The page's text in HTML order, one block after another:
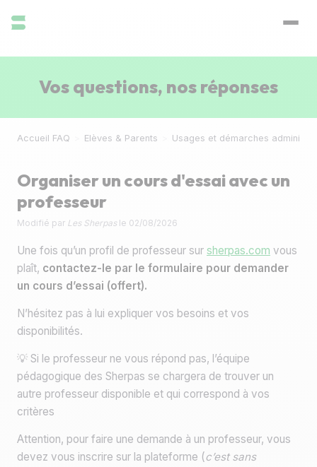
Vos questions, nos réponses
Accueil FAQ Elèves & Parents Usages et démarches
Organiser un cours d'essai avec un
professeur
Modifié par Les Sherpasle 02/08/2026
Une fois qu’un profil de professeur sur sherpas.com vous
plaît, contactez-le par le formulaire pour demander
un cours d’essai (offert).
N’hésitez pas à lui expliquer vos besoins et vos
disponibilités.
💡 Si le professeur ne vous répond pas, l’équipe
pédagogique des Sherpas se chargera de trouver un
autre professeur disponible et qui correspond à vos
critères
Attention, pour faire une demande à un professeur, vous
devez vous inscrire sur la plateforme (c’est sans